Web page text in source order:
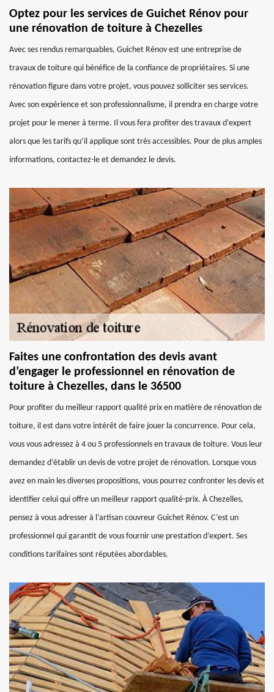
Optez pour les services de Guichet Rénov pour
une rénovation de toiture à Chezelles
Avec ses rendus remarquables, Guichet Rénov est une entreprise de
travaux de toiture qui bénéfice de la confiance de propriétaires. Si une
rénovation figure dans votre projet, vous pouvez solliciter ses services.
Avec son expérience et son professionnalisme, il prendra en charge votre
projet pour le mener à terme. Il vous fera profiter des travaux d’expert
alors que les tarifs qu’il applique sont très accessibles. Pour de plus amples
informations, contactez-le et demandez le devis.
Faites une confrontation des devis avant
d’engager le professionnel en rénovation de
toiture à Chezelles, dans le 36500
Pour profiter du meilleur rapport qualité prix en matière de rénovation de
toiture, il est dans votre intérêt de faire jouer la concurrence. Pour cela,
vous vous adressez à 4 ou 5 professionnels en travaux de toiture. Vous leur
demandez d’établir un devis de votre projet de rénovation. Lorsque vous
avez en main les diverses propositions, vous pourrez confronter les devis et
identifier celui qui offre un meilleur rapport qualité-prix. À Chezelles,
pensez à vous adresser à l’artisan couvreur Guichet Rénov. C’est un
professionnel qui garantit de vous fournir une prestation d’expert. Ses
conditions tarifaires sont réputées abordables.